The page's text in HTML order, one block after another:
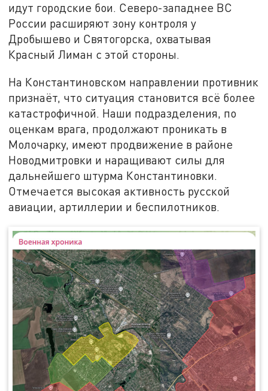
идут городские бои. Северо-западнее ВС
России расширяют зону контроля у
Дробышево и Святогорска, охватывая
Красный Лиман с этой стороны.
На Константиновском направлении противник
признаёт, что ситуация становится всё более
катастрофичной. Наши подразделения, по
оценкам врага, продолжают проникать в
Молочарку, имеют продвижение в районе
Новодмитровки и наращивают силы для
дальнейшего штурма Константиновки.
Отмечается высокая активность русской
авиации, артиллерии и беспилотников.